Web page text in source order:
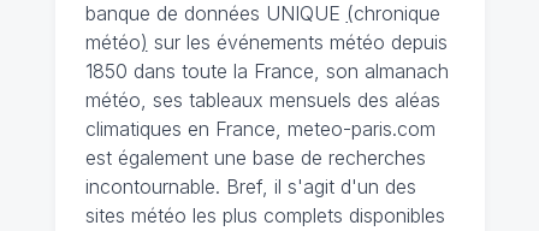
banque de données UNIQUE (chronique
météo) sur les événements météo depuis
1850 dans toute la France, son almanach
météo, ses tableaux mensuels des aléas
climatiques en France, meteo-paris.com
est également une base de recherches
incontournable. Bref, il s'agit d'un des
sites météo les plus complets disponibles